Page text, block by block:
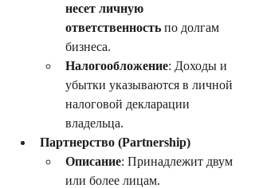
несет личную
ответственность по долгам
бизнеса.
Налогообложение: Доходы и
убытки указываются в личной
налоговой декларации
владельца.
Партнерство (Partnership)
Описание: Принадлежит двум
или более лицам.